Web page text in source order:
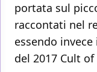
portata sul
raccontati nel
essendo
del 2017 Cult of